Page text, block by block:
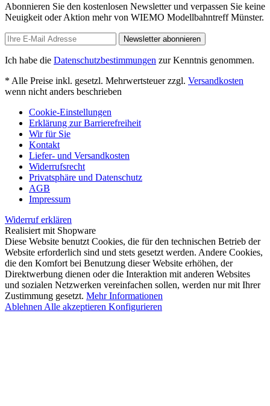
Abonnieren Sie den kostenlosen Newsletter und verpassen Sie keine
Neuigkeit oder Aktion mehr von WIEMO Modellbahntreff Münster.
Newsletter abonnieren
Ich habe die Datenschutzbestimmungen zur Kenntnis genommen.
* Alle Preise inkl. gesetzl. Mehrwertsteuer zzgl. Versandkosten
wenn nicht anders beschrieben
Cookie-Einstellungen
Erklärung zur Barrierefreiheit
Wir für Sie
Kontakt
Liefer- und Versandkosten
Widerrufsrecht
Privatsphäre und Datenschutz
AGB
Impressum
Widerruf erklären
Realisiert mit Shopware
Diese Website benutzt Cookies, die für den technischen Betrieb der
Website erforderlich sind und stets gesetzt werden. Andere Cookies,
die den Komfort bei Benutzung dieser Website erhöhen, der
Direktwerbung dienen oder die Interaktion mit anderen Websites
und sozialen Netzwerken vereinfachen sollen, werden nur mit Ihrer
Zustimmung gesetzt. Mehr Informationen
Ablehnen Alle akzeptieren Konfigurieren